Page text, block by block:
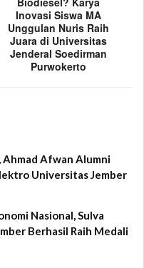
Inovasi Siswa MA
Unggulan Nuris Raih
Juara di Universitas
Jenderal Soedirman
Purwokerto
Afwan Alumni
Universitas Jember
Nasional, Sulva
Berhasil Raih Medali